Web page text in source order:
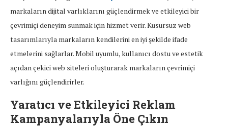
markaların dijital varlıklarını güçlendirmek ve etkileyici bir
çevrimiçi deneyim sunmak için hizmet verir. Kusursuz web
tasarımlarıyla markaların kendilerini en iyi şekilde ifade
etmelerini sağlarlar. Mobil uyumlu, kullanıcı dostu ve estetik
açıdan çekici web siteleri oluşturarak markaların çevrimiçi
varlığını güçlendirirler.
Yaratıcı ve Etkileyici Reklam
Kampanyalarıyla Öne Çıkın